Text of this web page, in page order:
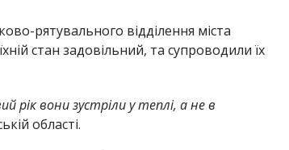
рятувального відділення міста
стан задовільний, та супроводили їх
рік вони зустріли у теплі, а не в
області.